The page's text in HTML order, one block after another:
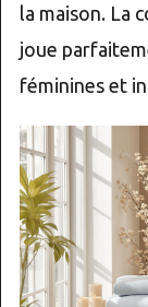
la maison. La
joue
féminines et